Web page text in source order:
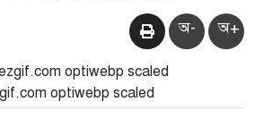
অ- অ+
optiwebp scaled